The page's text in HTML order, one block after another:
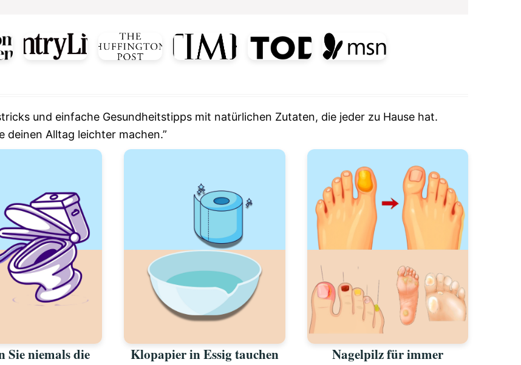
und einfache Gesundheitstipps mit natürlichen Zutaten, die jeder zu Hause hat.
deinen Alltag leichter machen.”
Sie niemals die
Klopapier in Essig tauchen
Nagelpilz für immer